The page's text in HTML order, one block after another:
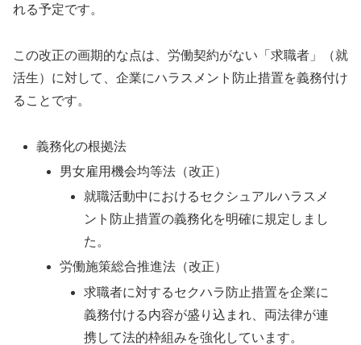
れる予定です。
この改正の画期的な点は、労働契約がない「求職者」（就
活生）に対して、企業にハラスメント防止措置を義務付け
ることです。
義務化の根拠法
男女雇用機会均等法（改正）
就職活動中におけるセクシュアルハラスメ
ント防止措置の義務化を明確に規定しまし
た。
労働施策総合推進法（改正）
求職者に対するセクハラ防止措置を企業に
義務付ける内容が盛り込まれ、両法律が連
携して法的枠組みを強化しています。